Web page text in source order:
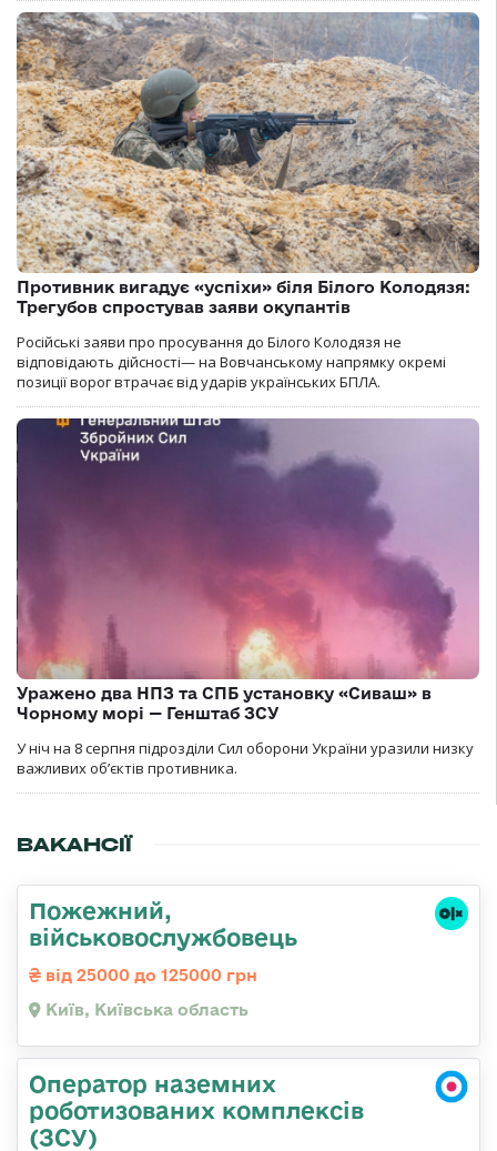
Противник вигадує «успіхи» біля Білого Колодязя:
Трегубов спростував заяви окупантів
Російські заяви про просування до Білого Колодязя не
відповідають дійсності— на Вовчанському напрямку окремі
позиції ворог втрачає від ударів українських БПЛА.
Уражено два НПЗ та СПБ установку «Сиваш» в
Чорному морі — Генштаб ЗСУ
У ніч на 8 серпня підрозділи Сил оборони України уразили низку
важливих об’єктів противника.
ВАКАНСІЇ
Пожежний,
військовослужбовець
від 25000 до 125000 грн
Київ, Київська область
Оператор наземних
роботизованих комплексів
(ЗСУ)